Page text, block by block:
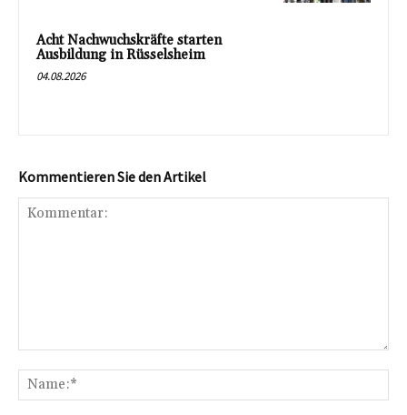
Acht Nachwuchskräfte starten
Ausbildung in Rüsselsheim
04.08.2026
Kommentieren Sie den Artikel